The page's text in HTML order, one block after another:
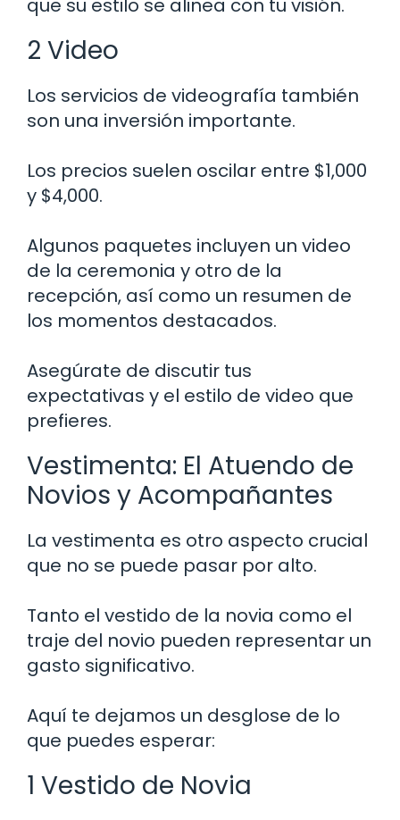
que su estilo se alinea con tu visión.
2 Video
Los servicios de videografía también
son una inversión importante.
Los precios suelen oscilar entre $1,000
y $4,000.
Algunos paquetes incluyen un video
de la ceremonia y otro de la
recepción, así como un resumen de
los momentos destacados.
Asegúrate de discutir tus
expectativas y el estilo de video que
prefieres.
Vestimenta: El Atuendo de
Novios y Acompañantes
La vestimenta es otro aspecto crucial
que no se puede pasar por alto.
Tanto el vestido de la novia como el
traje del novio pueden representar un
gasto significativo.
Aquí te dejamos un desglose de lo
que puedes esperar:
1 Vestido de Novia